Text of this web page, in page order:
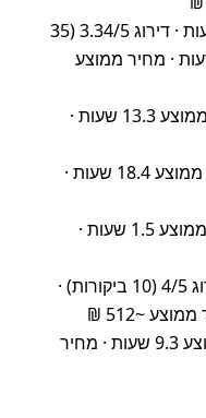
Blablacar Bus – 102 נסיעות · דירוג 3.34/5 (35
· זמן ממוצע 13 שעות · מחיר ממוצע
FlixBus – 80 נסיעות · זמן ממוצע 13.3 שעות ·
Vueling – 71 נסיעות · זמן ממוצע 18.4 שעות ·
EasyJet – 46 נסיעות · זמן ממוצע 1.5 שעות ·
Volotea – 34 נסיעות · דירוג 4/5 (10 ביקורות) ·
TGV – 27 נסיעות · זמן ממוצע 9.3 שעות · מחיר